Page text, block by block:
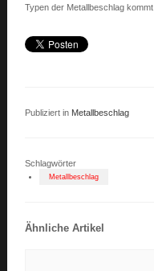
Typen der Metallbeschlag kommt.
Publiziert in Metallbeschlag
Schlagwörter
Metallbeschlag
Ähnliche Artikel